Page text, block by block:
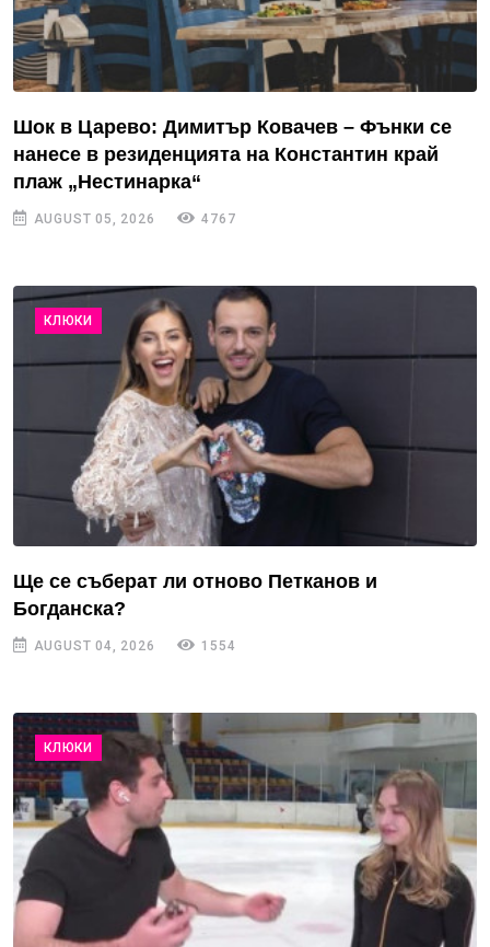
Шок в Царево: Димитър Ковачев – Фънки се
нанесе в резиденцията на Константин край
плаж „Нестинарка“
AUGUST 05, 2026 4767
КЛЮКИ
Ще се съберат ли отново Петканов и
Богданска?
AUGUST 04, 2026 1554
КЛЮКИ